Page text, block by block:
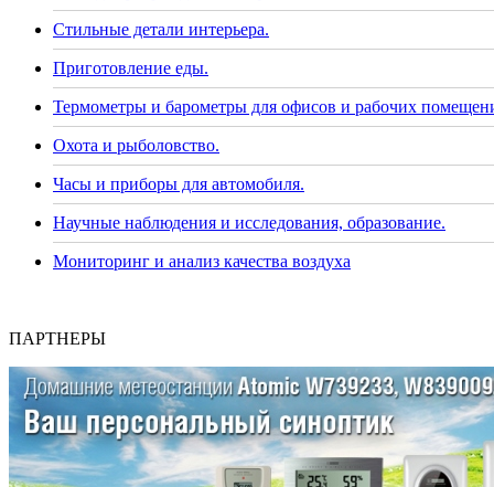
Стильные детали интерьера.
Приготовление еды.
Термометры и барометры для офисов и рабочих
Охота и рыболовство.
Часы и приборы для автомобиля.
Научные наблюдения и исследования, образование.
Мониторинг и анализ качества воздуха
ПАРТНЕРЫ